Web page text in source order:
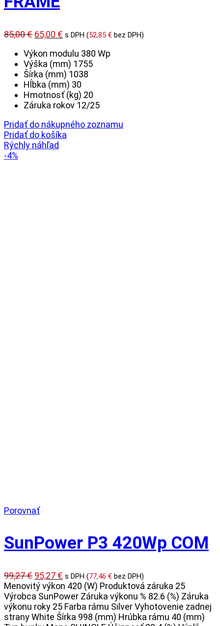
85,00€ Pôvodná
bola:
85,00 €.
65,00 € Aktuálna
je:
65,00 €.
s DPH (52,85 € bez DPH)
Výkon modulu 380 Wp
Výška (mm) 1755
Šírka (mm) 1038
Hĺbka (mm) 30
Hmotnosť (kg) 20
Záruka rokov 12/25
Pridať do nákupného zoznamu
Pridať do košíka
Rýchly náhľad
-4%
Porovnať
SunPower P3 420Wp COM
99,27€ Pôvodná
cena
bola:
99,27 €.
95,27 € Aktuálna
cena
je:
95,27 €.
s DPH (77,46 € bez DPH)
Menovitý výkon 420 (W) Produktová záruka 25
Výrobca SunPower Záruka výkonu % 82.6 (%) Záruka
výkonu roky 25 Farba rámu Silver Vyhotovenie zadnej
strany White Šírka 998 (mm) Hrúbka rámu 40 (mm)